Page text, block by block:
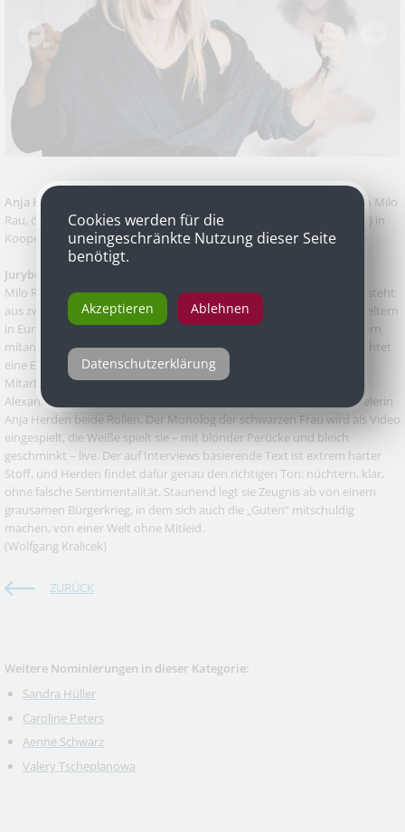
Anja Herden
in „Mitleid. Die Geschichte des Maschinengewehrs“ von Milo
Rau, österreichische Erstaufführung, Volx/Margareten (Volkstheater) in
Kooperation mit dem Max Reinhardt Seminar
Jurybegründung
Milo Raus Stück „Mitleid. Die Geschichte des Maschinengewehrs“ besteht
aus zwei Monologen. Zuerst erzählt eine Afrikanerin, die bei Adoptiveltern
in Europa aufgewachsen ist, wie sie als Kind die Ermordung ihrer Eltern
mitansehen musste. Im zweiten, deutlich umfangreicheren Teil berichtet
eine Europäerin von ihren traumatischen Erlebnissen als NGO-
Mitarbeiterin in Afrika. In der Inszenierung des jungen Regisseurs
Alexandru Weinberger-Bara verkörpert die dunkelhäutige Schauspielerin
Anja Herden beide Rollen. Der Monolog der schwarzen Frau wird als Video
eingespielt, die Weiße spielt sie – mit blonder Perücke und bleich
geschminkt – live. Der auf Interviews basierende Text ist extrem harter
Stoff, und Herden findet dafür genau den richtigen Ton: nüchtern, klar,
ohne falsche Sentimentalität. Staunend legt sie Zeugnis ab von einem
grausamen Bürgerkrieg, in dem sich auch die „Guten“ mitschuldig
machen, von einer Welt ohne Mitleid.
(Wolfgang Kralicek)
ZURÜCK
Weitere Nominierungen in dieser Kategorie:
Sandra Hüller
Caroline Peters
Aenne Schwarz
Valery Tscheplanowa
Cookies werden für die
uneingeschränkte Nutzung dieser Seite
benötigt.
Akzeptieren Ablehnen
Datenschutzerklärung